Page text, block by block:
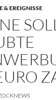
& EREIGNISSE